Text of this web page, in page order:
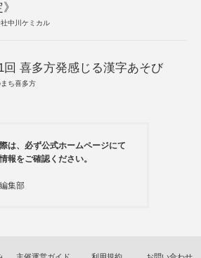
中川ケミカル
回 喜多方発感じる漢字あそび
ち喜多方
は、必ず公式ホームページにて
報をご確認ください。
集部